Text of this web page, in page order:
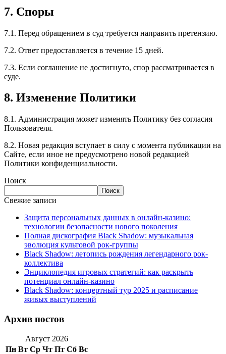
7. Споры
7.1. Перед обращением в суд требуется направить претензию.
7.2. Ответ предоставляется в течение 15 дней.
7.3. Если соглашение не достигнуто, спор рассматривается в
суде.
8. Изменение Политики
8.1. Администрация может изменять Политику без согласия
Пользователя.
8.2. Новая редакция вступает в силу с момента публикации на
Сайте, если иное не предусмотрено новой редакцией
Политики конфиденциальности.
Поиск
Поиск
Свежие записи
Защита персональных данных в онлайн-казино:
технологии безопасности нового поколения
Полная дискография Black Shadow: музыкальная
эволюция культовой рок-группы
Black Shadow: летопись рождения легендарного рок-
коллектива
Энциклопедия игровых стратегий: как раскрыть
потенциал онлайн-казино
Black Shadow: концертный тур 2025 и расписание
живых выступлений
Архив постов
Август 2026
Пн Вт Ср Чт Пт Сб Вс